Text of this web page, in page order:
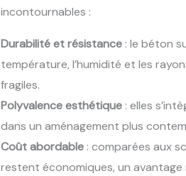
incontournables :
Durabilité et résistance: le béton
température, l’humidité et les
fragiles.
Polyvalence esthétique: elles
dans un aménagement plus
Coût abordable: comparées aux
restent économiques, un